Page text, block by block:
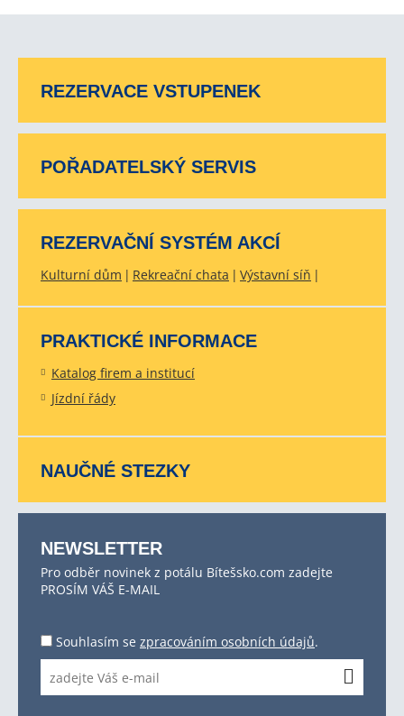
REZERVACE VSTUPENEK
POŘADATELSKÝ SERVIS
REZERVAČNÍ SYSTÉM AKCÍ
Kulturní dům Rekreační chata Výstavní síň
PRAKTICKÉ INFORMACE
Katalog firem a institucí
Jízdní řády
NAUČNÉ STEZKY
NEWSLETTER
Pro odběr novinek z potálu Bítešsko.com zadejte
PROSÍM VÁŠ E-MAIL
Souhlasím se zpracováním osobních údajů.